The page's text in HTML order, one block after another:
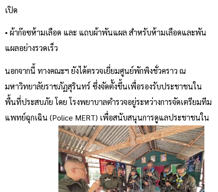
เปิด
• ผ้าก๊อซห้ามเลือด และ แถบผ้าพันแผล สำหรับห้ามเลือดและพัน
แผลอย่างรวดเร็ว
นอกจากนี้ ทางคณะฯ ยังได้ตรวจเยี่ยมศูนย์พักพิงชั่วคราว ณ
มหาวิทยาลัยราชภัฏสุรินทร์ ซึ่งจัดตั้งขึ้นเพื่อรองรับประชาชนใน
พื้นที่ประสบภัย โดย โรงพยาบาลตำรวจอยู่ระหว่างการจัดเตรียมทีม
แพทย์ฉุกเฉิน (Police MERT) เพื่อสนับสนุนการดูแลประชาชนใน